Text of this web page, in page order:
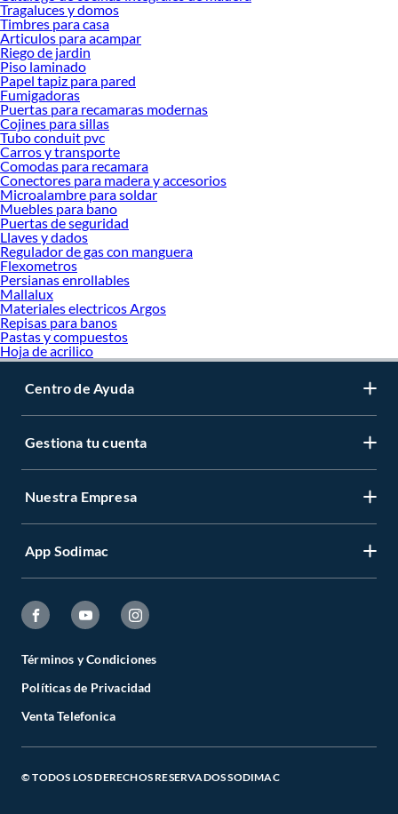
Tragaluces y domos
Timbres para casa
Articulos para acampar
Riego de jardin
Piso laminado
Papel tapiz para pared
Fumigadoras
Puertas para recamaras modernas
Cojines para sillas
Tubo conduit pvc
Carros y transporte
Comodas para recamara
Conectores para madera y accesorios
Microalambre para soldar
Muebles para bano
Puertas de seguridad
Llaves y dados
Regulador de gas con manguera
Flexometros
Persianas enrollables
Mallalux
Materiales electricos Argos
Repisas para banos
Pastas y compuestos
Hoja de acrilico
Centro de Ayuda
Gestiona tu cuenta
Nuestra Empresa
App Sodimac
Términos y Condiciones
Políticas de Privacidad
Venta Telefonica
© TODOS LOS DERECHOS RESERVADOS SODIMAC